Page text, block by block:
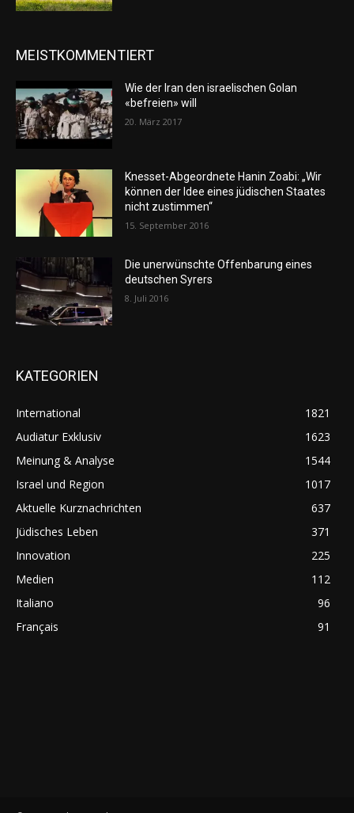
MEISTKOMMENTIERT
Wie der Iran den israelischen Golan
«befreien» will
20. März 2017
Knesset-Abgeordnete Hanin Zoabi: „Wir
können der Idee eines jüdischen Staates
nicht zustimmen“
15. September 2016
Die unerwünschte Offenbarung eines
deutschen Syrers
8. Juli 2016
KATEGORIEN
International
1821
Audiatur Exklusiv
1623
Meinung & Analyse
1544
Israel und Region
1017
Aktuelle Kurznachrichten
637
Jüdisches Leben
371
Innovation
225
Medien
112
Italiano
96
Français
91